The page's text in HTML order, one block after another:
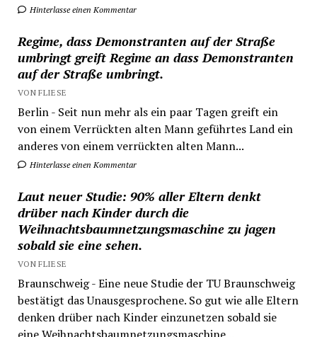
Hinterlasse einen Kommentar
Regime, dass Demonstranten auf der Straße
umbringt greift Regime an dass Demonstranten
auf der Straße umbringt.
VON FLIESE
Berlin - Seit nun mehr als ein paar Tagen greift ein
von einem Verrückten alten Mann geführtes Land ein
anderes von einem verrückten alten Mann...
Hinterlasse einen Kommentar
Laut neuer Studie: 90% aller Eltern denkt
drüber nach Kinder durch die
Weihnachtsbaumnetzungsmaschine zu jagen
sobald sie eine sehen.
VON FLIESE
Braunschweig - Eine neue Studie der TU Braunschweig
bestätigt das Unausgesprochene. So gut wie alle Eltern
denken drüber nach Kinder einzunetzen sobald sie